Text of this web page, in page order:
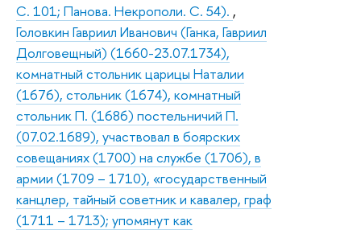
С. 101; Панова. Некрополи. С. 54). ,
Головкин Гавриил Иванович (Ганка, Гавриил
Долговещный) (1660-23.07.1734),
комнатный стольник царицы Наталии
(1676), стольник (1674), комнатный
стольник П. (1686) постельничий П.
(07.02.1689), участвовал в боярских
совещаниях (1700) на службе (1706), в
армии (1709 – 1710), «государственный
канцлер, тайный советник и кавалер, граф
(1711 – 1713); упомянут как